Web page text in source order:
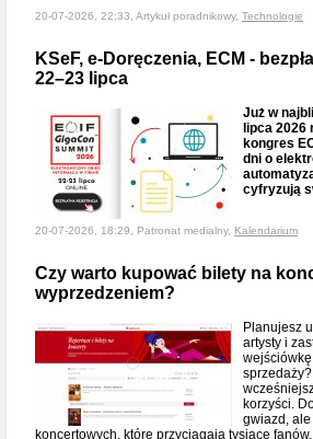
20-07-2026, 22:33, Artykuł poradnikowy, Technologie
KSeF, e-Doręczenia, ECM -
22–23 lipca
Już w
lipca 2026
kongres
dni o
cyfryzują
20-07-2026, 18:29, Patronat medialny, Kalendarium
Czy warto kupować bilety na
wyprzedzeniem?
Planujesz
artysty i
korzyści.
gwiazd,
koncertowych, które przyciągają tysiące